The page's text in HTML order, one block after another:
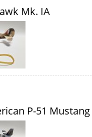
Mk. IA
P-51